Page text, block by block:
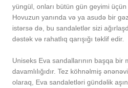
yüngül, onları bütün gün geyimi
Hovuzun yanında və ya asudə bir
istərsə də, bu sandaletlər sizi
dəstək və rahatlıq qarışığı təklif edir.
Uniseks Eva sandallarının başqa bir
davamlılığıdır. Tez köhnəlmiş
olaraq, Eva sandaletləri gündəlik